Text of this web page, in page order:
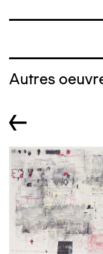
Autres
←